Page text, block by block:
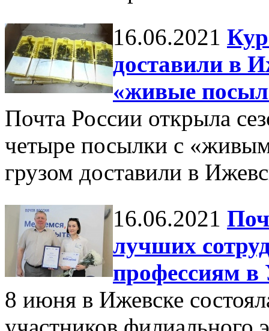
16.06.2021
доставили в
«живые
Почта России открыла
четыре посылки с
грузом доставили в
16.06.2021
лучших
профессиям в
8 июня в Ижевске